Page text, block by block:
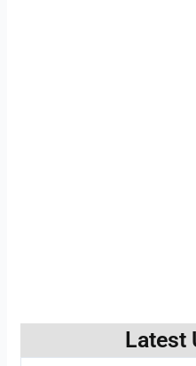
Latest